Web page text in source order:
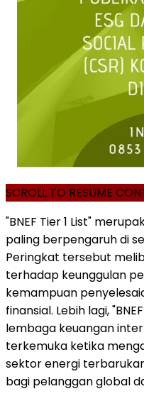
SCROLL TO RESUME
"BNEF Tier 1 List"
paling berpengaruh di
Peringkat tersebut
terhadap keunggulan
kemampuan
finansial. Lebih lagi,
lembaga keuangan
terkemuka ketika
sektor energi
bagi pelanggan global